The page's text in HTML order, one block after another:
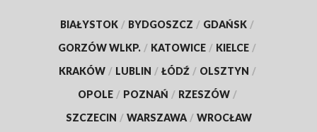
BIAŁYSTOK / BYDGOSZCZ / GDAŃSK /
GORZÓW WLKP. / KATOWICE / KIELCE /
KRAKÓW / LUBLIN / ŁÓDŹ / OLSZTYN /
OPOLE / POZNAŃ / RZESZÓW /
SZCZECIN / WARSZAWA / WROCŁAW